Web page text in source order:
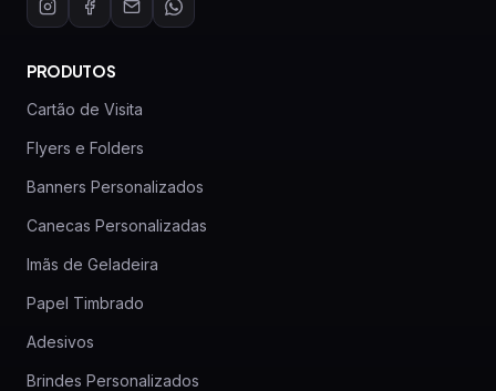
PRODUTOS
Cartão de Visita
Flyers e Folders
Banners Personalizados
Canecas Personalizadas
Imãs de Geladeira
Papel Timbrado
Adesivos
Brindes Personalizados